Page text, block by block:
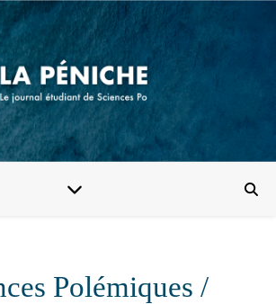
Polémiques /